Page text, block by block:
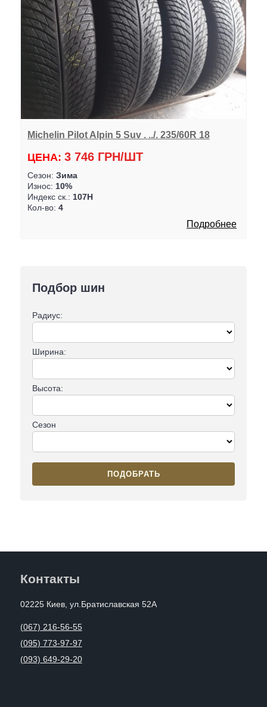
Подбор шин
Радиус:
Ширина:
Высота:
Сезон
ПОДОБРАТЬ
Michelin Pilot Alpin 5 Suv . ../. 235/60R 18
ЦЕНА: 3 746 ГРН/ШТ
Сезон: Зима
Износ: 10%
Индекс ск.: 107H
Кол-во: 4
Подробнее
Контакты
02225 Киев, ул.Братиславская 52А
(067) 216-56-55
(095) 773-97-97
(093) 649-29-20